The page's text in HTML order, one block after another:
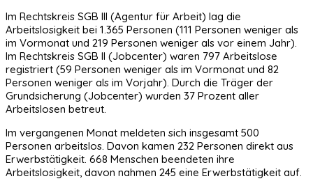
Im Rechtskreis SGB III (Agentur für Arbeit) lag die
Arbeitslosigkeit bei 1.365 Personen (111 Personen weniger als
im Vormonat und 219 Personen weniger als vor einem Jahr).
Im Rechtskreis SGB II (Jobcenter) waren 797 Arbeitslose
registriert (59 Personen weniger als im Vormonat und 82
Personen weniger als im Vorjahr). Durch die Träger der
Grundsicherung (Jobcenter) wurden 37 Prozent aller
Arbeitslosen betreut.
Im vergangenen Monat meldeten sich insgesamt 500
Personen arbeitslos. Davon kamen 232 Personen direkt aus
Erwerbstätigkeit. 668 Menschen beendeten ihre
Arbeitslosigkeit, davon nahmen 245 eine Erwerbstätigkeit auf.